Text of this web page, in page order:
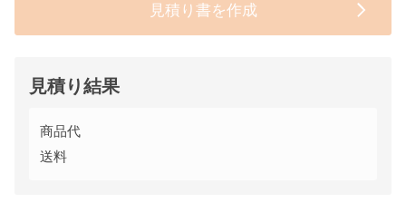
見積り書を作成
見積り結果
商品代
送料